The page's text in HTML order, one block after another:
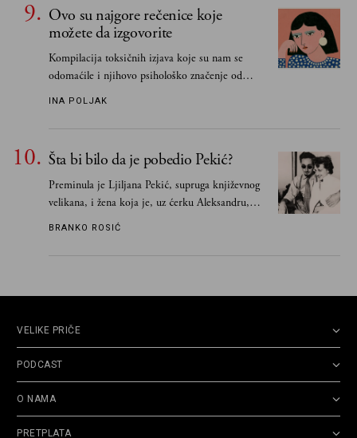
Ovo su najgore rečenice koje
možete da izgovorite
Kompilacija toksičnih izjava koje su nam se
odomaćile i njihovo psihološko značenje od
INA POLJAK
Šta bi bilo da je pobedio Pekić?
Preminula je Ljiljana Pekić, supruga književnog
velikana, i žena koja je, uz ćerku Aleksandru,
vodila računa o zaostavštini pisca. Ovu priču o
BRANKO ROSIĆ
VELIKE PRIČE
PODCAST
O NAMA
PRETPLATA